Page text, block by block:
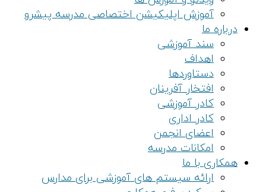
آموزش اپلیکیشن اختصاصی مدرسه پیشرو
درباره ما
سند آموزشی
اهداف
دستاوردها
افتخار آفرینان
کادر آموزشی
کادر اداری
اعضای انجمن
امکانات مدرسه
همکاری با ما
ارائه سیستم های آموزشی برای مدارس